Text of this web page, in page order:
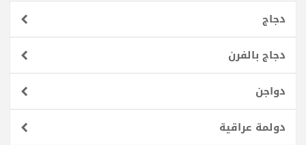
دجاج
دجاج بالفرن
دواجن
دولمة عراقية